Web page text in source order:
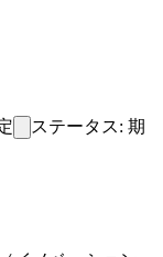
ステータス: 期